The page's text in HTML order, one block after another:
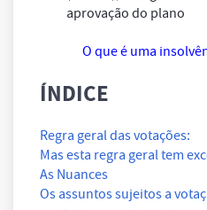
aprovação do plano
O que é uma
ÍNDICE
Regra geral das votações:
Mas esta regra geral tem
As Nuances
Os assuntos sujeitos a